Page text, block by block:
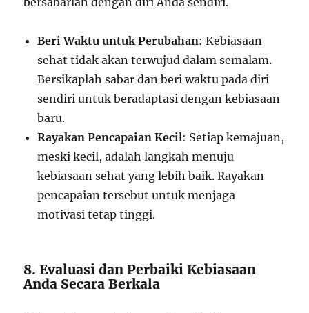
Beri Waktu untuk Perubahan: Kebiasaan
sehat tidak akan terwujud dalam semalam.
Bersikaplah sabar dan beri waktu pada diri
sendiri untuk beradaptasi dengan kebiasaan
baru.
Rayakan Pencapaian Kecil: Setiap kemajuan,
meski kecil, adalah langkah menuju
kebiasaan sehat yang lebih baik. Rayakan
pencapaian tersebut untuk menjaga
motivasi tetap tinggi.
8. Evaluasi dan Perbaiki Kebiasaan
Anda Secara Berkala